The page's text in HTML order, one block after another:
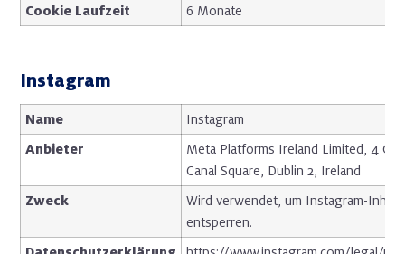
Cookie Laufzeit 6 Monate
Instagram
Name Instagram
Anbieter
Meta Platforms Ireland Limited, 4
Canal Square, Dublin 2, Ireland
Zweck
Wird verwendet, um Instagram-
entsperren.